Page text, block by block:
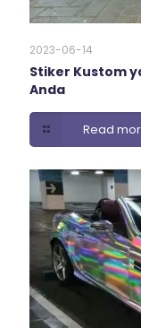
2023-06-14
Stiker Kustom
Anda
Read